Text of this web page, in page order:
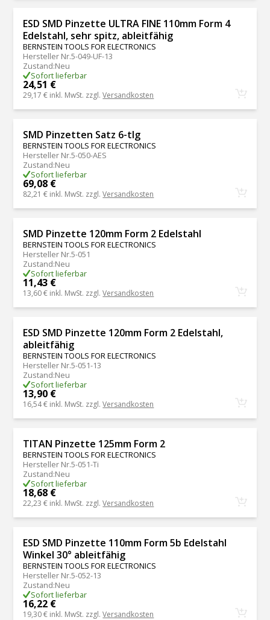
ESD SMD Pinzette ULTRA FINE 110mm Form 4
Edelstahl, sehr spitz, ableitfähig
BERNSTEIN TOOLS FOR ELECTRONICS
Hersteller Nr.5-049-UF-13
Zustand:Neu
Sofort lieferbar
24,51 €
29,17 € inkl. MwSt. zzgl.Versandkosten
SMD Pinzetten Satz 6-tlg
BERNSTEIN TOOLS FOR ELECTRONICS
Hersteller Nr.5-050-AES
Zustand:Neu
Sofort lieferbar
69,08 €
82,21 € inkl. MwSt. zzgl.Versandkosten
SMD Pinzette 120mm Form 2 Edelstahl
BERNSTEIN TOOLS FOR ELECTRONICS
Hersteller Nr.5-051
Zustand:Neu
Sofort lieferbar
11,43 €
13,60 € inkl. MwSt. zzgl.Versandkosten
ESD SMD Pinzette 120mm Form 2 Edelstahl,
ableitfähig
BERNSTEIN TOOLS FOR ELECTRONICS
Hersteller Nr.5-051-13
Zustand:Neu
Sofort lieferbar
13,90 €
16,54 € inkl. MwSt. zzgl.Versandkosten
TITAN Pinzette 125mm Form 2
BERNSTEIN TOOLS FOR ELECTRONICS
Hersteller Nr.5-051-Ti
Zustand:Neu
Sofort lieferbar
18,68 €
22,23 € inkl. MwSt. zzgl.Versandkosten
ESD SMD Pinzette 110mm Form 5b Edelstahl
Winkel 30° ableitfähig
BERNSTEIN TOOLS FOR ELECTRONICS
Hersteller Nr.5-052-13
Zustand:Neu
Sofort lieferbar
16,22 €
19,30 € inkl. MwSt. zzgl.Versandkosten